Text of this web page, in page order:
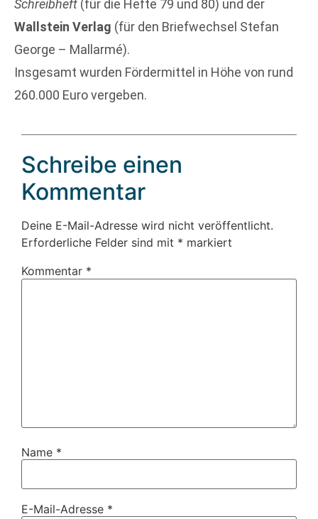
Schreibheft (für die Hefte 79 und 80) und der
Wallstein Verlag (für den Briefwechsel Stefan
George – Mallarmé).
Insgesamt wurden Fördermittel in Höhe von rund
260.000 Euro vergeben.
Schreibe einen
Kommentar
Deine E-Mail-Adresse wird nicht veröffentlicht.
Erforderliche Felder sind mit * markiert
Kommentar *
Name *
E-Mail-Adresse *